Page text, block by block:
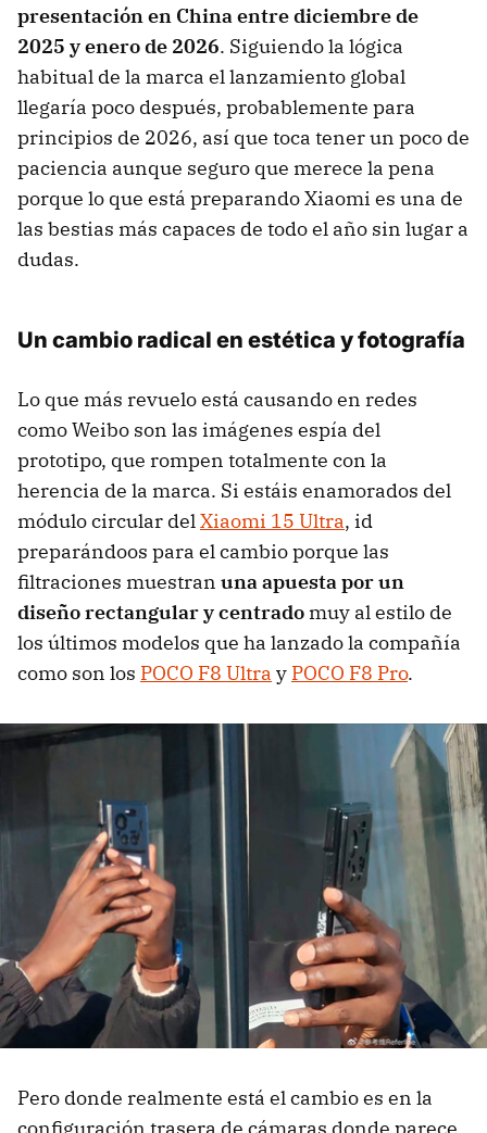
presentación en China entre diciembre de
2025 y enero de 2026. Siguiendo la lógica
habitual de la marca el lanzamiento global
llegaría poco después, probablemente para
principios de 2026, así que toca tener un poco de
paciencia aunque seguro que merece la pena
porque lo que está preparando Xiaomi es una de
las bestias más capaces de todo el año sin lugar a
dudas.
Un cambio radical en estética y fotografía
Lo que más revuelo está causando en redes
como Weibo son las imágenes espía del
prototipo, que rompen totalmente con la
herencia de la marca. Si estáis enamorados del
módulo circular delXiaomi 15 Ultra, id
preparándoos para el cambio porque las
filtraciones muestran una apuesta por un
diseño rectangular y centrado muy al estilo de
los últimos modelos que ha lanzado la compañía
como son los POCO F8 Ultra y POCO F8 Pro.
Pero donde realmente está el cambio es en la